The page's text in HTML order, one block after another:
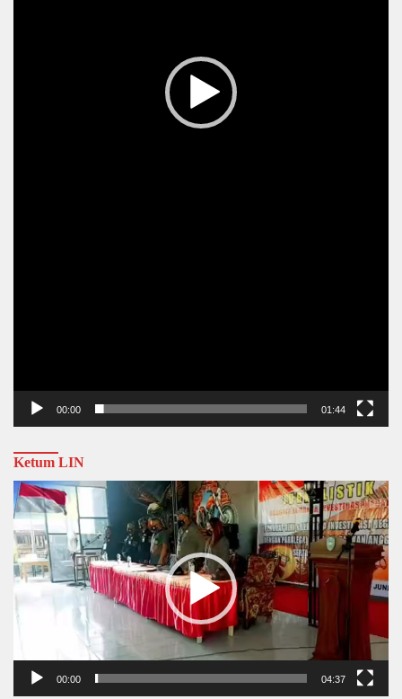
00:00 01:44
Ketum LIN
Video
Player
00:00 04:37